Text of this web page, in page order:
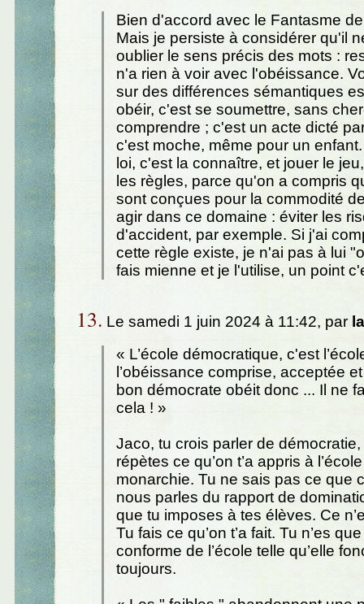
Bien d'accord avec le Fantasme
Mais je persiste à considérer qu'il
oublier le sens précis des mots :
n'a rien à voir avec l'obéissance.
sur des différences sémantiques
obéir, c'est se soumettre, sans
comprendre ; c'est un acte dicté
c'est moche, même pour un
loi, c'est la connaître, et jouer le
les règles, parce qu'on a compris
sont conçues pour la commodité
agir dans ce domaine : éviter les
d'accident, par exemple. Si j'ai
cette règle existe, je n'ai pas à lui
fais mienne et je l'utilise, un point
13. Le samedi 1 juin 2024 à 11:42, par
« L’école démocratique, c'est
l’obéissance comprise, acceptée
bon démocrate obéit donc ... Il ne
cela ! »
Jaco, tu crois parler de
répètes ce qu’on t’a appris à
monarchie. Tu ne sais pas ce que
nous parles du rapport de
que tu imposes à tes élèves. Ce
Tu fais ce qu’on t’a fait. Tu n’es
conforme de l’école telle qu’elle
toujours.